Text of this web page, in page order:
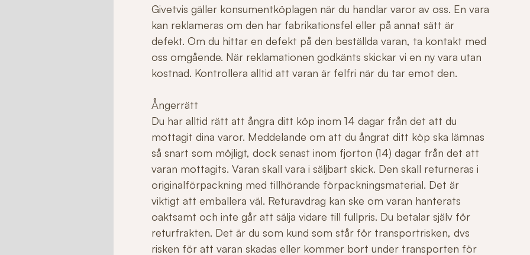
Givetvis gäller konsumentköplagen när du handlar varor av oss. En vara
kan reklameras om den har fabrikationsfel eller på annat sätt är
defekt. Om du hittar en defekt på den beställda varan, ta kontakt med
oss omgående. När reklamationen godkänts skickar vi en ny vara utan
kostnad. Kontrollera alltid att varan är felfri när du tar emot den.
Ångerrätt
Du har alltid rätt att ångra ditt köp inom 14 dagar från det att du
mottagit dina varor. Meddelande om att du ångrat ditt köp ska lämnas
så snart som möjligt, dock senast inom fjorton (14) dagar från det att
varan mottagits. Varan skall vara i säljbart skick. Den skall returneras i
originalförpackning med tillhörande förpackningsmaterial. Det är
viktigt att emballera väl. Returavdrag kan ske om varan hanterats
oaktsamt och inte går att sälja vidare till fullpris. Du betalar själv för
returfrakten. Det är du som kund som står för transportrisken, dvs
risken för att varan skadas eller kommer bort under transporten för